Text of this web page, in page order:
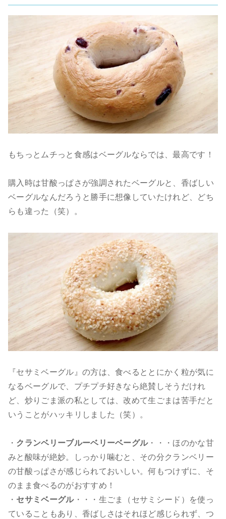
もちっとムチっと食感はベーグルならでは、最高です！
購入時は甘酸っぱさが強調されたベーグルと、香ばしい
ベーグルなんだろうと勝手に想像していたけれど、どち
らも違った（笑）。
『セサミベーグル』の方は、食べるととにかく粒が気に
なるベーグルで、プチプチ好きなら絶賛しそうだけれ
ど、炒りごま派の私としては、改めて生ごまは苦手だと
いうことがハッキリしました（笑）。
・ クランベリーブルーベリーベーグル・・・ほのかな甘
みと酸味が絶妙。しっかり噛むと、その分クランベリー
の甘酸っぱさが感じられておいしい。何もつけずに、そ
のまま食べるのがおすすめ！
・ セサミベーグル・・・生ごま（セサミシード）を使っ
ていることもあり、香ばしさはそれほど感じられず、つ